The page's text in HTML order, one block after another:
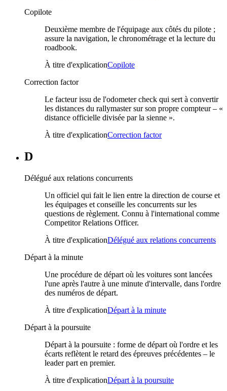
Copilote
Deuxième membre de l'équipage aux côtés du pilote ;
assure la navigation, le chronométrage et la lecture du
roadbook.
À titre d'explicationCopilote
Correction factor
Le facteur issu de l'odometer check qui sert à convertir
les distances du rallymaster sur son propre compteur – «
distance officielle divisée par la sienne ».
À titre d'explicationCorrection factor
D
Délégué aux relations concurrents
Un officiel qui fait le lien entre la direction de course et
les équipages et conseille les concurrents sur les
questions de règlement. Connu à l'international comme
Competitor Relations Officer.
À titre d'explicationDélégué aux relations concurrents
Départ à la minute
Une procédure de départ où les voitures sont lancées
l'une après l'autre à une minute d'intervalle, dans l'ordre
des numéros de départ.
À titre d'explicationDépart à la minute
Départ à la poursuite
Départ à la poursuite : forme de départ où l'ordre et les
écarts reflètent le retard des épreuves précédentes – le
leader part en premier.
À titre d'explicationDépart à la poursuite